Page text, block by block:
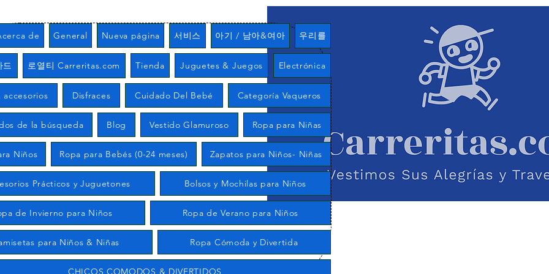
de General Nueva página 서비스 아기 / 남아&여아 우리를
드 로열티 Carreritas.com Tienda Juguetes & Juegos Electrónica
accesorios Disfraces Cuidado Del Bebé Categoría Vaqueros
de la búsqueda Blog Vestido Glamuroso Ropa para Niñas
Niños Ropa para Bebés (0-24 meses) Zapatos para Niños- Niñas
Prácticos y Juguetones Bolsos y Mochilas para Niños
de Invierno para Niños Ropa de Verano para Niños
para Niños & Niñas Ropa Cómoda y Divertida
CHICOS COMODOS & DIVERTIDOS